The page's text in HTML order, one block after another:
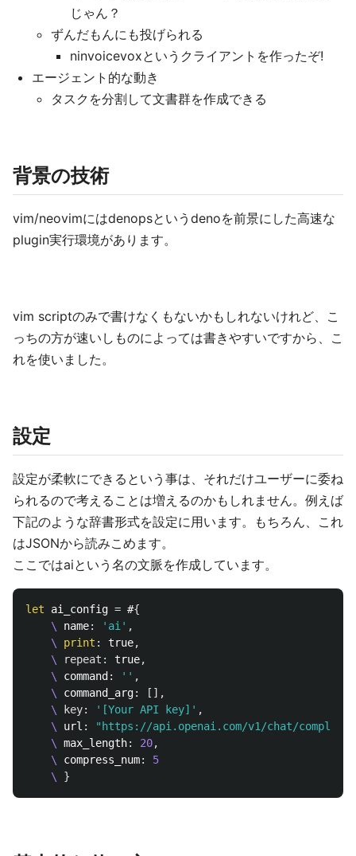
じゃん？
ずんだもんにも投げられる
ninvoicevoxというクライアントを作ったぞ!
エージェント的な動き
タスクを分割して文書群を作成できる
背景の技術
vim/neovimにはdenopsというdenoを前景にした高速な
plugin実行環境があります。
vim scriptのみで書けなくもないかもしれないけれど、こ
っちの方が速いしものによっては書きやすいですから、こ
れを使いました。
設定
設定が柔軟にできるという事は、それだけユーザーに委ね
られるので考えることは増えるのかもしれません。例えば
下記のような辞書形式を設定に用います。もちろん、これ
はJSONから読みこめます。
ここではaiという名の文脈を作成しています。
let ai_config = #{
    \
name: 'ai' ,
    \
print : true,
    \
repeat : true,
    \
command : '' ,
    \
command_arg:
[],
    \
key: '[Your API key]' ,
    \
url :
"https://api.openai.com/v1/chat/
    \
max_length: 20,
    \
compress_num:
5
    \
}